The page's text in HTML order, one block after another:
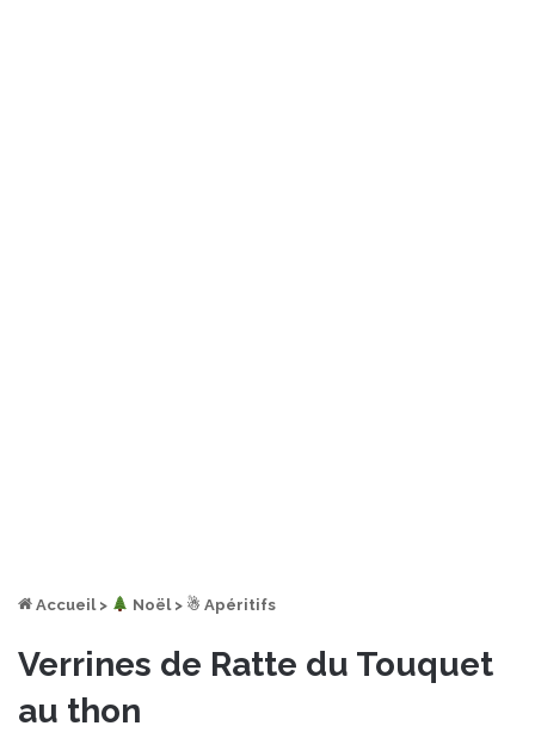
Accueil > ︎ Noël > ☃ Apéritifs
Verrines de Ratte du Touquet
au thon